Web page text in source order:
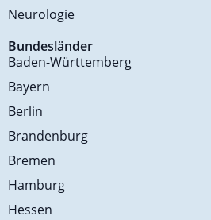
Neurologie
Bundesländer
Baden-Württemberg
Bayern
Berlin
Brandenburg
Bremen
Hamburg
Hessen